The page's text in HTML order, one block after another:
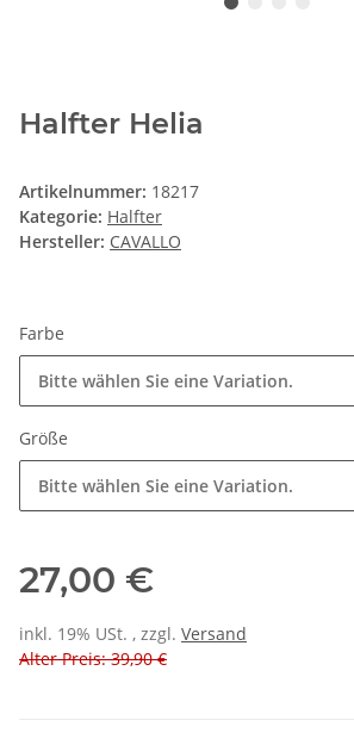
Halfter Helia
Artikelnummer: 18217
Kategorie: Halfter
Hersteller: CAVALLO
Farbe
Bitte wählen Sie eine Variation.
Größe
Bitte wählen Sie eine Variation.
27,00 €
inkl. 19% USt. , zzgl. Versand
Alter Preis: 39,90 €